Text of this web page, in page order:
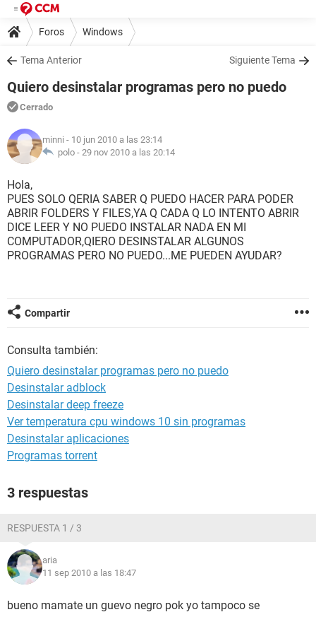
Foros Windows
Tema Anterior Siguiente Tema
Quiero desinstalar programas pero no puedo
Cerrado
minni - 10 jun 2010 a las 23:14
polo - 29 nov 2010 a las 20:14
Hola,
PUES SOLO QERIA SABER Q PUEDO HACER PARA PODER
ABRIR FOLDERS Y FILES,YA Q CADA Q LO INTENTO ABRIR
DICE LEER Y NO PUEDO INSTALAR NADA EN MI
COMPUTADOR,QIERO DESINSTALAR ALGUNOS
PROGRAMAS PERO NO PUEDO...ME PUEDEN AYUDAR?
Compartir
Consulta también:
Quiero desinstalar programas pero no puedo
Desinstalar adblock
Desinstalar deep freeze
Ver temperatura cpu windows 10 sin programas
Desinstalar aplicaciones
Programas torrent
3 respuestas
RESPUESTA 1 / 3
aria
11 sep 2010 a las 18:47
bueno mamate un guevo negro pok yo tampoco se